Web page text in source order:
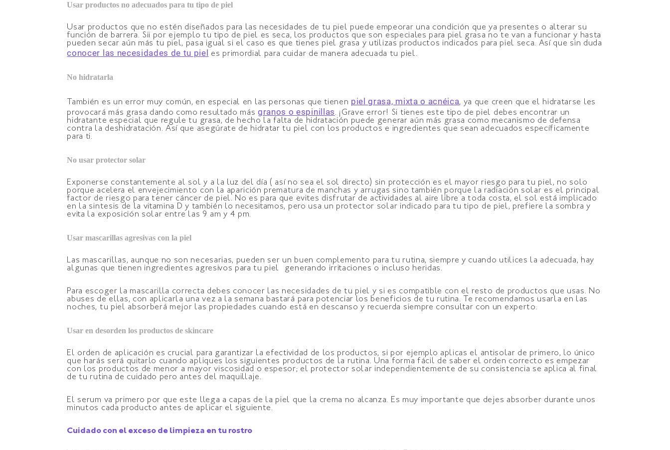
Usar productos no adecuados para tu tipo de piel
Usar productos que no estén diseñados para las necesidades de tu piel puede empeorar una condición que ya presentes o alterar su
función de barrera. Sii por ejemplo tu tipo de piel es seca, los productos que son especiales para piel grasa no te van a funcionar y hasta
pueden secar aún más tu piel, pasa igual si el caso es que tienes piel grasa y utilizas productos indicados para piel seca. Así que sin duda
conocer las necesidades de tu piel es primordial para cuidar de manera adecuada tu piel.
No hidratarla
También es un error muy común, en especial en las personas que tienen piel grasa, mixta o acnéica, ya que creen que el hidratarse les
provocará más grasa dando como resultado másgranos o espinillas . ¡Grave error! Si tienes este tipo de piel debes encontrar un
hidratante especial que regule tu grasa, de hecho la falta de hidratación puede generar aún más grasa como mecanismo de defensa
contra la deshidratación. Así que asegúrate de hidratar tu piel con los productos e ingredientes que sean adecuados específicamente
para ti.
No usar protector solar
Exponerse constantemente al sol y a la luz del día ( así no sea el sol directo) sin protección es el mayor riesgo para tu piel, no solo
porque acelera el envejecimiento con la aparición prematura de manchas y arrugas sino también porque la radiación solar es el principal
factor de riesgo para tener cáncer de piel. No es para que evites disfrutar de actividades al aire libre a toda costa, el sol está implicado
en la sintesis de la vitamina D y también lo necesitamos, pero usa un protector solar indicado para tu tipo de piel, prefiere la sombra y
evita la exposición solar entre las 9 am y 4 pm.
Usar mascarillas agresivas con la piel
Las mascarillas, aunque no son necesarias, pueden ser un buen complemento para tu rutina, siempre y cuando utilices la adecuada, hay
algunas que tienen ingredientes agresivos para tu piel generando irritaciones o incluso heridas.
Para escoger la mascarilla correcta debes conocer las necesidades de tu piel y si es compatible con el resto de productos que usas. No
abuses de ellas, con aplicarla una vez a la semana bastará para potenciar los beneficios de tu rutina. Te recomendamos usarla en las
noches, tu piel absorberá mejor las propiedades cuando está en descanso y recuerda siempre consultar con un experto.
Usar en desorden los productos de skincare
El orden de aplicación es crucial para garantizar la efectividad de los productos, si por ejemplo aplicas el antisolar de primero, lo único
que harás será quitarlo cuando apliques los siguientes productos de la rutina. Una forma fácil de saber el orden correcto es empezar
con los productos de menor a mayor viscosidad o espesor; el protector solar independientemente de su consistencia se aplica al final
de tu rutina de cuidado pero antes del maquillaje.
El serum va primero por que este llega a capas de la piel que la crema no alcanza. Es muy importante que dejes absorber durante unos
minutos cada producto antes de aplicar el siguiente.
Cuidado con el exceso de limpieza en tu rostro